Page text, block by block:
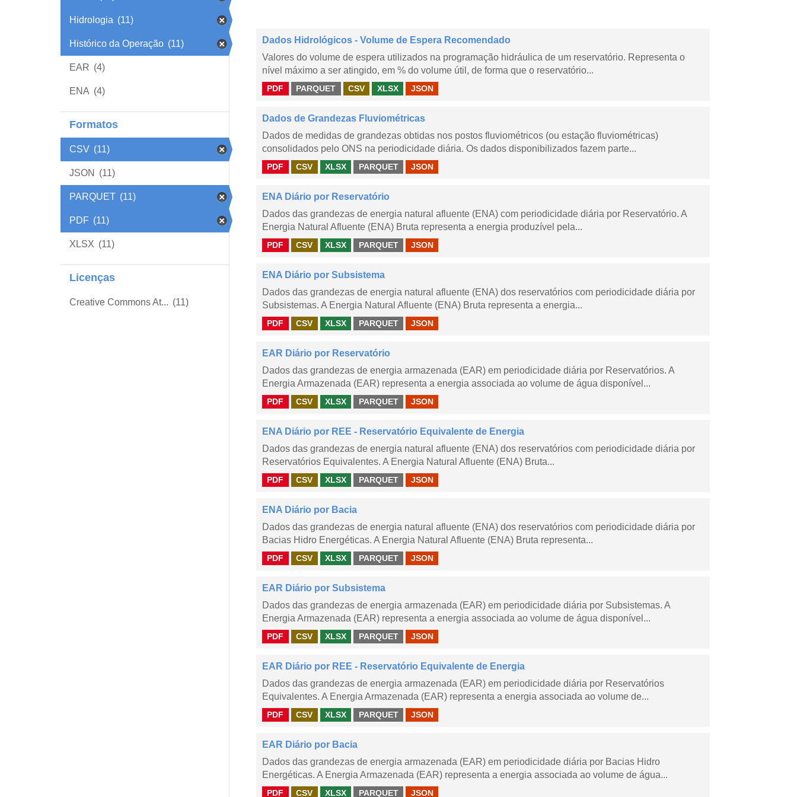
Hidrologia (11)
Histórico da Operação (11)
EAR (4)
ENA (4)
Formatos
CSV (11)
JSON (11)
PARQUET (11)
PDF (11)
XLSX (11)
Licenças
Creative Commons At... (11)
Dados Hidrológicos - Volume de Espera Recomendado
Valores do volume de espera utilizados na programação hidráulica de um reservatório. Representa o
nível máximo a ser atingido, em % do volume útil, de forma que o reservatório...
PDF PARQUET CSV XLSX JSON
Dados de Grandezas Fluviométricas
Dados de medidas de grandezas obtidas nos postos fluviométricos (ou estação fluviométricas)
consolidados pelo ONS na periodicidade diária. Os dados disponibilizados fazem parte...
PDF CSV XLSX PARQUET JSON
ENA Diário por Reservatório
Dados das grandezas de energia natural afluente (ENA) com periodicidade diária por Reservatório. A
Energia Natural Afluente (ENA) Bruta representa a energia produzível pela...
PDF CSV XLSX PARQUET JSON
ENA Diário por Subsistema
Dados das grandezas de energia natural afluente (ENA) dos reservatórios com periodicidade diária por
Subsistemas. A Energia Natural Afluente (ENA) Bruta representa a energia...
PDF CSV XLSX PARQUET JSON
EAR Diário por Reservatório
Dados das grandezas de energia armazenada (EAR) em periodicidade diária por Reservatórios. A
Energia Armazenada (EAR) representa a energia associada ao volume de água disponível...
PDF CSV XLSX PARQUET JSON
ENA Diário por REE - Reservatório Equivalente de Energia
Dados das grandezas de energia natural afluente (ENA) dos reservatórios com periodicidade diária por
Reservatórios Equivalentes. A Energia Natural Afluente (ENA) Bruta...
PDF CSV XLSX PARQUET JSON
ENA Diário por Bacia
Dados das grandezas de energia natural afluente (ENA) dos reservatórios com periodicidade diária por
Bacias Hidro Energéticas. A Energia Natural Afluente (ENA) Bruta representa...
PDF CSV XLSX PARQUET JSON
EAR Diário por Subsistema
Dados das grandezas de energia armazenada (EAR) em periodicidade diária por Subsistemas. A
Energia Armazenada (EAR) representa a energia associada ao volume de água disponível...
PDF CSV XLSX PARQUET JSON
EAR Diário por REE - Reservatório Equivalente de Energia
Dados das grandezas de energia armazenada (EAR) em periodicidade diária por Reservatórios
Equivalentes. A Energia Armazenada (EAR) representa a energia associada ao volume de...
PDF CSV XLSX PARQUET JSON
EAR Diário por Bacia
Dados das grandezas de energia armazenada (EAR) em periodicidade diária por Bacias Hidro
Energéticas. A Energia Armazenada (EAR) representa a energia associada ao volume de água...
PDF CSV XLSX PARQUET JSON